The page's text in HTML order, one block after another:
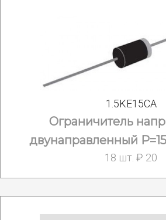
1.5KE15CA
Ограничитель
двунаправленный
18 шт. ₽ 20